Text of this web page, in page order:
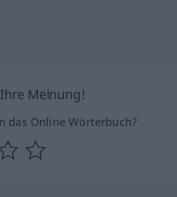
Meinung!
das Online Wörterbuch?